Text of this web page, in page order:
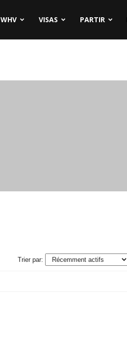
WHV VISAS PARTIR
Trier par: